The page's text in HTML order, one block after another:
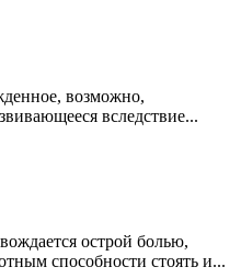
возможно,
вследствие...
острой болью,
способности стоять и...